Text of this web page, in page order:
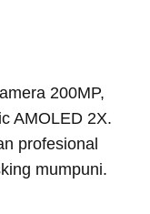
200MP,
AMOLED 2X.
profesional
mumpuni.